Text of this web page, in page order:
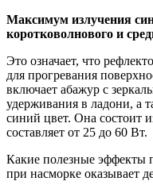
Максимум излучения
коротковолнового и
Это означает, что
для прогревания
включает абажур с
удерживания в ладони, а
синий цвет. Она состоит
составляет от 25 до 60 Вт.
Какие полезные эффекты
при насморке оказывает